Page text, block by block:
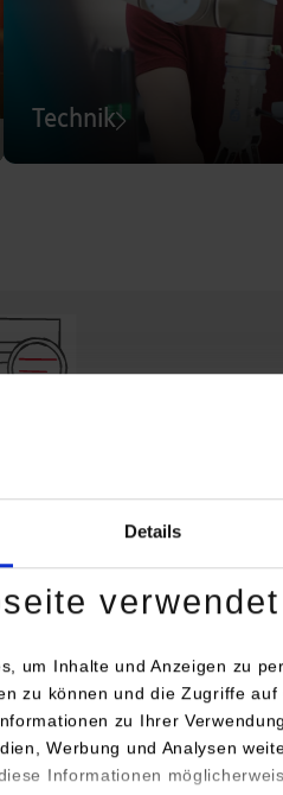
Details
um Inhalte und Anzeigen zu
zu können und die Zugriffe
zu Ihrer
Werbung und Analysen
Informationen
Technik
der DHBW Stuttgart
Infoveranstaltung für